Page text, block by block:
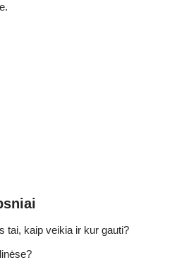
tai, kaip veikia ir kur gauti?